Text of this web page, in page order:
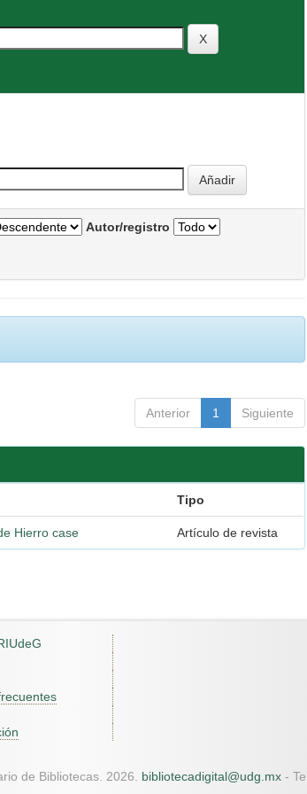
Autor/registro
Anterior 1 Siguiente
Tipo
Hierro case Artículo de revista
de Bibliotecas. 2026. bibliotecadigital@udg.mx -